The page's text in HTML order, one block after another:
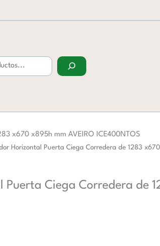
x670 x895h mm AVEIRO ICE400NTOS
Horizontal Puerta Ciega Corredera de 1283
Ciega Corredera de